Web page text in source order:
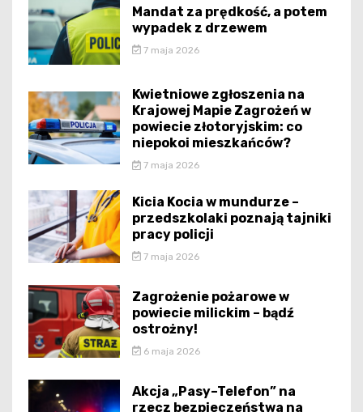
Mandat za prędkość, a potem
wypadek z drzewem
7 maja 2026
Kwietniowe zgłoszenia na
Krajowej Mapie Zagrożeń w
powiecie złotoryjskim: co
niepokoi mieszkańców?
7 maja 2026
Kicia Kocia w mundurze –
przedszkolaki poznają tajniki
pracy policji
7 maja 2026
Zagrożenie pożarowe w
powiecie milickim – bądź
ostrożny!
6 maja 2026
Akcja „Pasy–Telefon” na
rzecz bezpieczeństwa na